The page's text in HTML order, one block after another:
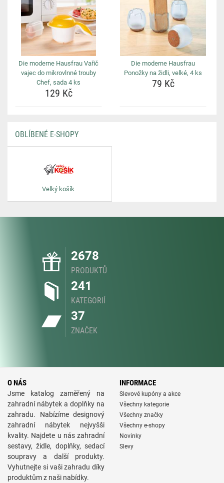
Die moderne Hausfrau Vařič
vajec do mikrovlnné trouby
Chef, sada 4 ks
129 Kč
Die moderne Hausfrau
Ponožky na židli, velké, 4 ks
79 Kč
OBLÍBENÉ E-SHOPY
Velký košík
2678
PRODUKTŮ
241
KATEGORIÍ
37
ZNAČEK
O NÁS
Jsme katalog zaměřený na
zahradní nábytek a doplňky na
zahradu. Nabízíme designový
zahradní nábytek nejvyšši
kvality. Najdete u nás zahradní
sestavy, židle, doplňky, sedací
soupravy a další produkty.
Vyhutnejte si vaši zahradu díky
produktům z naši nabídky.
INFORMACE
Slevové kupóny a akce
Všechny kategorie
Všechny značky
Všechny e-shopy
Novinky
Slevy